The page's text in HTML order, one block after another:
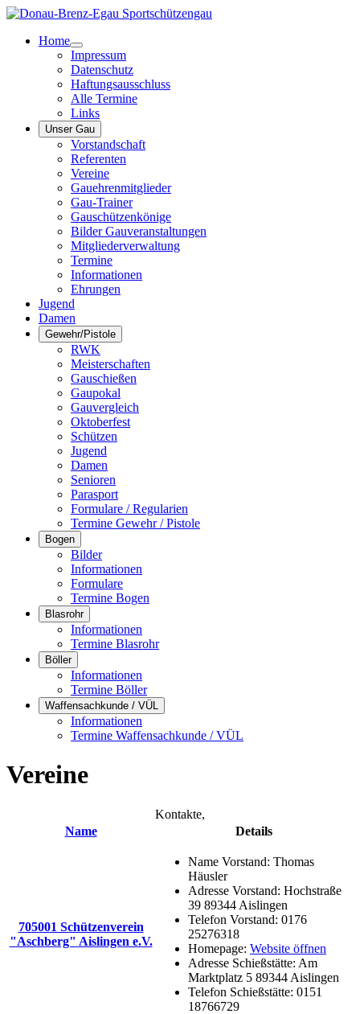
Home
Impressum
Datenschutz
Haftungsausschluss
Alle Termine
Links
Unser Gau
Vorstandschaft
Referenten
Vereine
Gauehrenmitglieder
Gau-Trainer
Gauschützenkönige
Bilder Gauveranstaltungen
Mitgliederverwaltung
Termine
Informationen
Ehrungen
Jugend
Damen
Gewehr/Pistole
RWK
Meisterschaften
Gauschießen
Gaupokal
Gauvergleich
Oktoberfest
Schützen
Jugend
Damen
Senioren
Parasport
Formulare / Regularien
Termine Gewehr / Pistole
Bogen
Bilder
Informationen
Formulare
Termine Bogen
Blasrohr
Informationen
Termine Blasrohr
Böller
Informationen
Termine Böller
Waffensachkunde / VÜL
Informationen
Termine Waffensachkunde / VÜL
Vereine
Kontakte,
Name
Details
705001 Schützenverein
"Aschberg" Aislingen e.V.
Name Vorstand: Thomas
Häusler
Adresse Vorstand: Hochstraße
39 89344 Aislingen
Telefon Vorstand: 0176
25276318
Homepage: Website öffnen
Adresse Schießstätte: Am
Marktplatz 5 89344 Aislingen
Telefon Schießstätte: 0151
18766729